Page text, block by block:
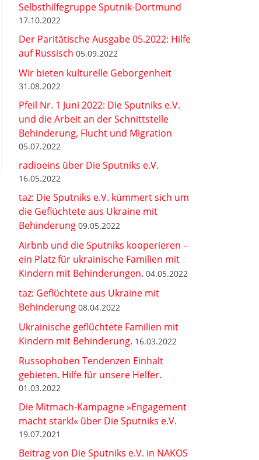
Selbsthilfegruppe Sputnik-Dortmund
17.10.2022
Der Paritätische Ausgabe 05.2022: Hilfe
auf Russisch 05.09.2022
Wir bieten kulturelle Geborgenheit
31.08.2022
Pfeil Nr. 1 Juni 2022: Die Sputniks e.V.
und die Arbeit an der Schnittstelle
Behinderung, Flucht und Migration
05.07.2022
radioeins über Die Sputniks e.V.
16.05.2022
taz: Die Sputniks e.V. kümmert sich um
die Geflüchtete aus Ukraine mit
Behinderung 09.05.2022
Airbnb und die Sputniks kooperieren –
ein Platz für ukrainische Familien mit
Kindern mit Behinderungen. 04.05.2022
taz: Geflüchtete aus Ukraine mit
Behinderung 08.04.2022
Ukrainische geflüchtete Familien mit
Kindern mit Behinderung. 16.03.2022
Russophoben Tendenzen Einhalt
gebieten. Hilfe für unsere Helfer.
01.03.2022
Die Mitmach-Kampagne »Engagement
macht stark!« über Die Sputniks e.V.
19.07.2021
Beitrag von Die Sputniks e.V. in NAKOS